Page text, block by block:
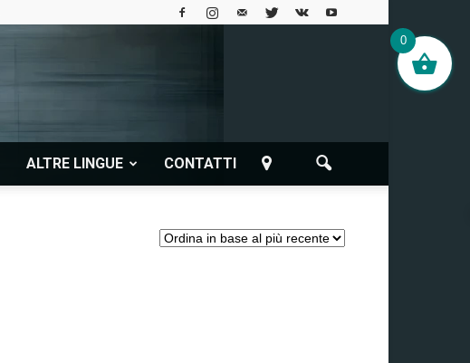
ALTRE LINGUE CONTATTI
0